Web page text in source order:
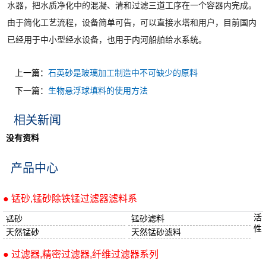
水器，把水质净化中的混凝、清和过滤三道工序在一个容器内完成。
由于简化工艺流程，设备简单可告，可以直接水塔和用户，目前国内
已经用于中小型经水设备，也用于内河船舶给水系统。
上一篇： 石英砂是玻璃加工制造中不可缺少的原料
下一篇： 生物悬浮球填料的使用方法
相关新闻
没有资料
产品中心
● 锰砂,锰砂除铁锰过滤器滤料系
锰砂
锰砂滤料
天然锰砂
天然锰砂滤料
● 过滤器,精密过滤器,纤维过滤器系列
活
性